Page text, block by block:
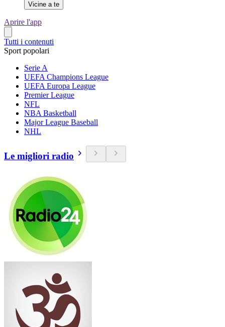
Vicine a te
Aprire l'app
Tutti i contenuti
Sport popolari
Serie A
UEFA Champions League
UEFA Europa League
Premier League
NFL
NBA Basketball
Major League Baseball
NHL
Le migliori radio